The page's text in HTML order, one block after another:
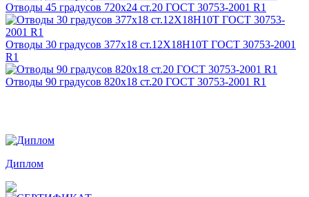
Отводы 45 градусов 720х24 ст.20 ГОСТ 30753-2001 R1
Отводы 30 градусов 377х18 ст.12Х18Н10Т ГОСТ 30753-2001
R1
Отводы 90 градусов 820х18 ст.20 ГОСТ 30753-2001 R1
Диплом